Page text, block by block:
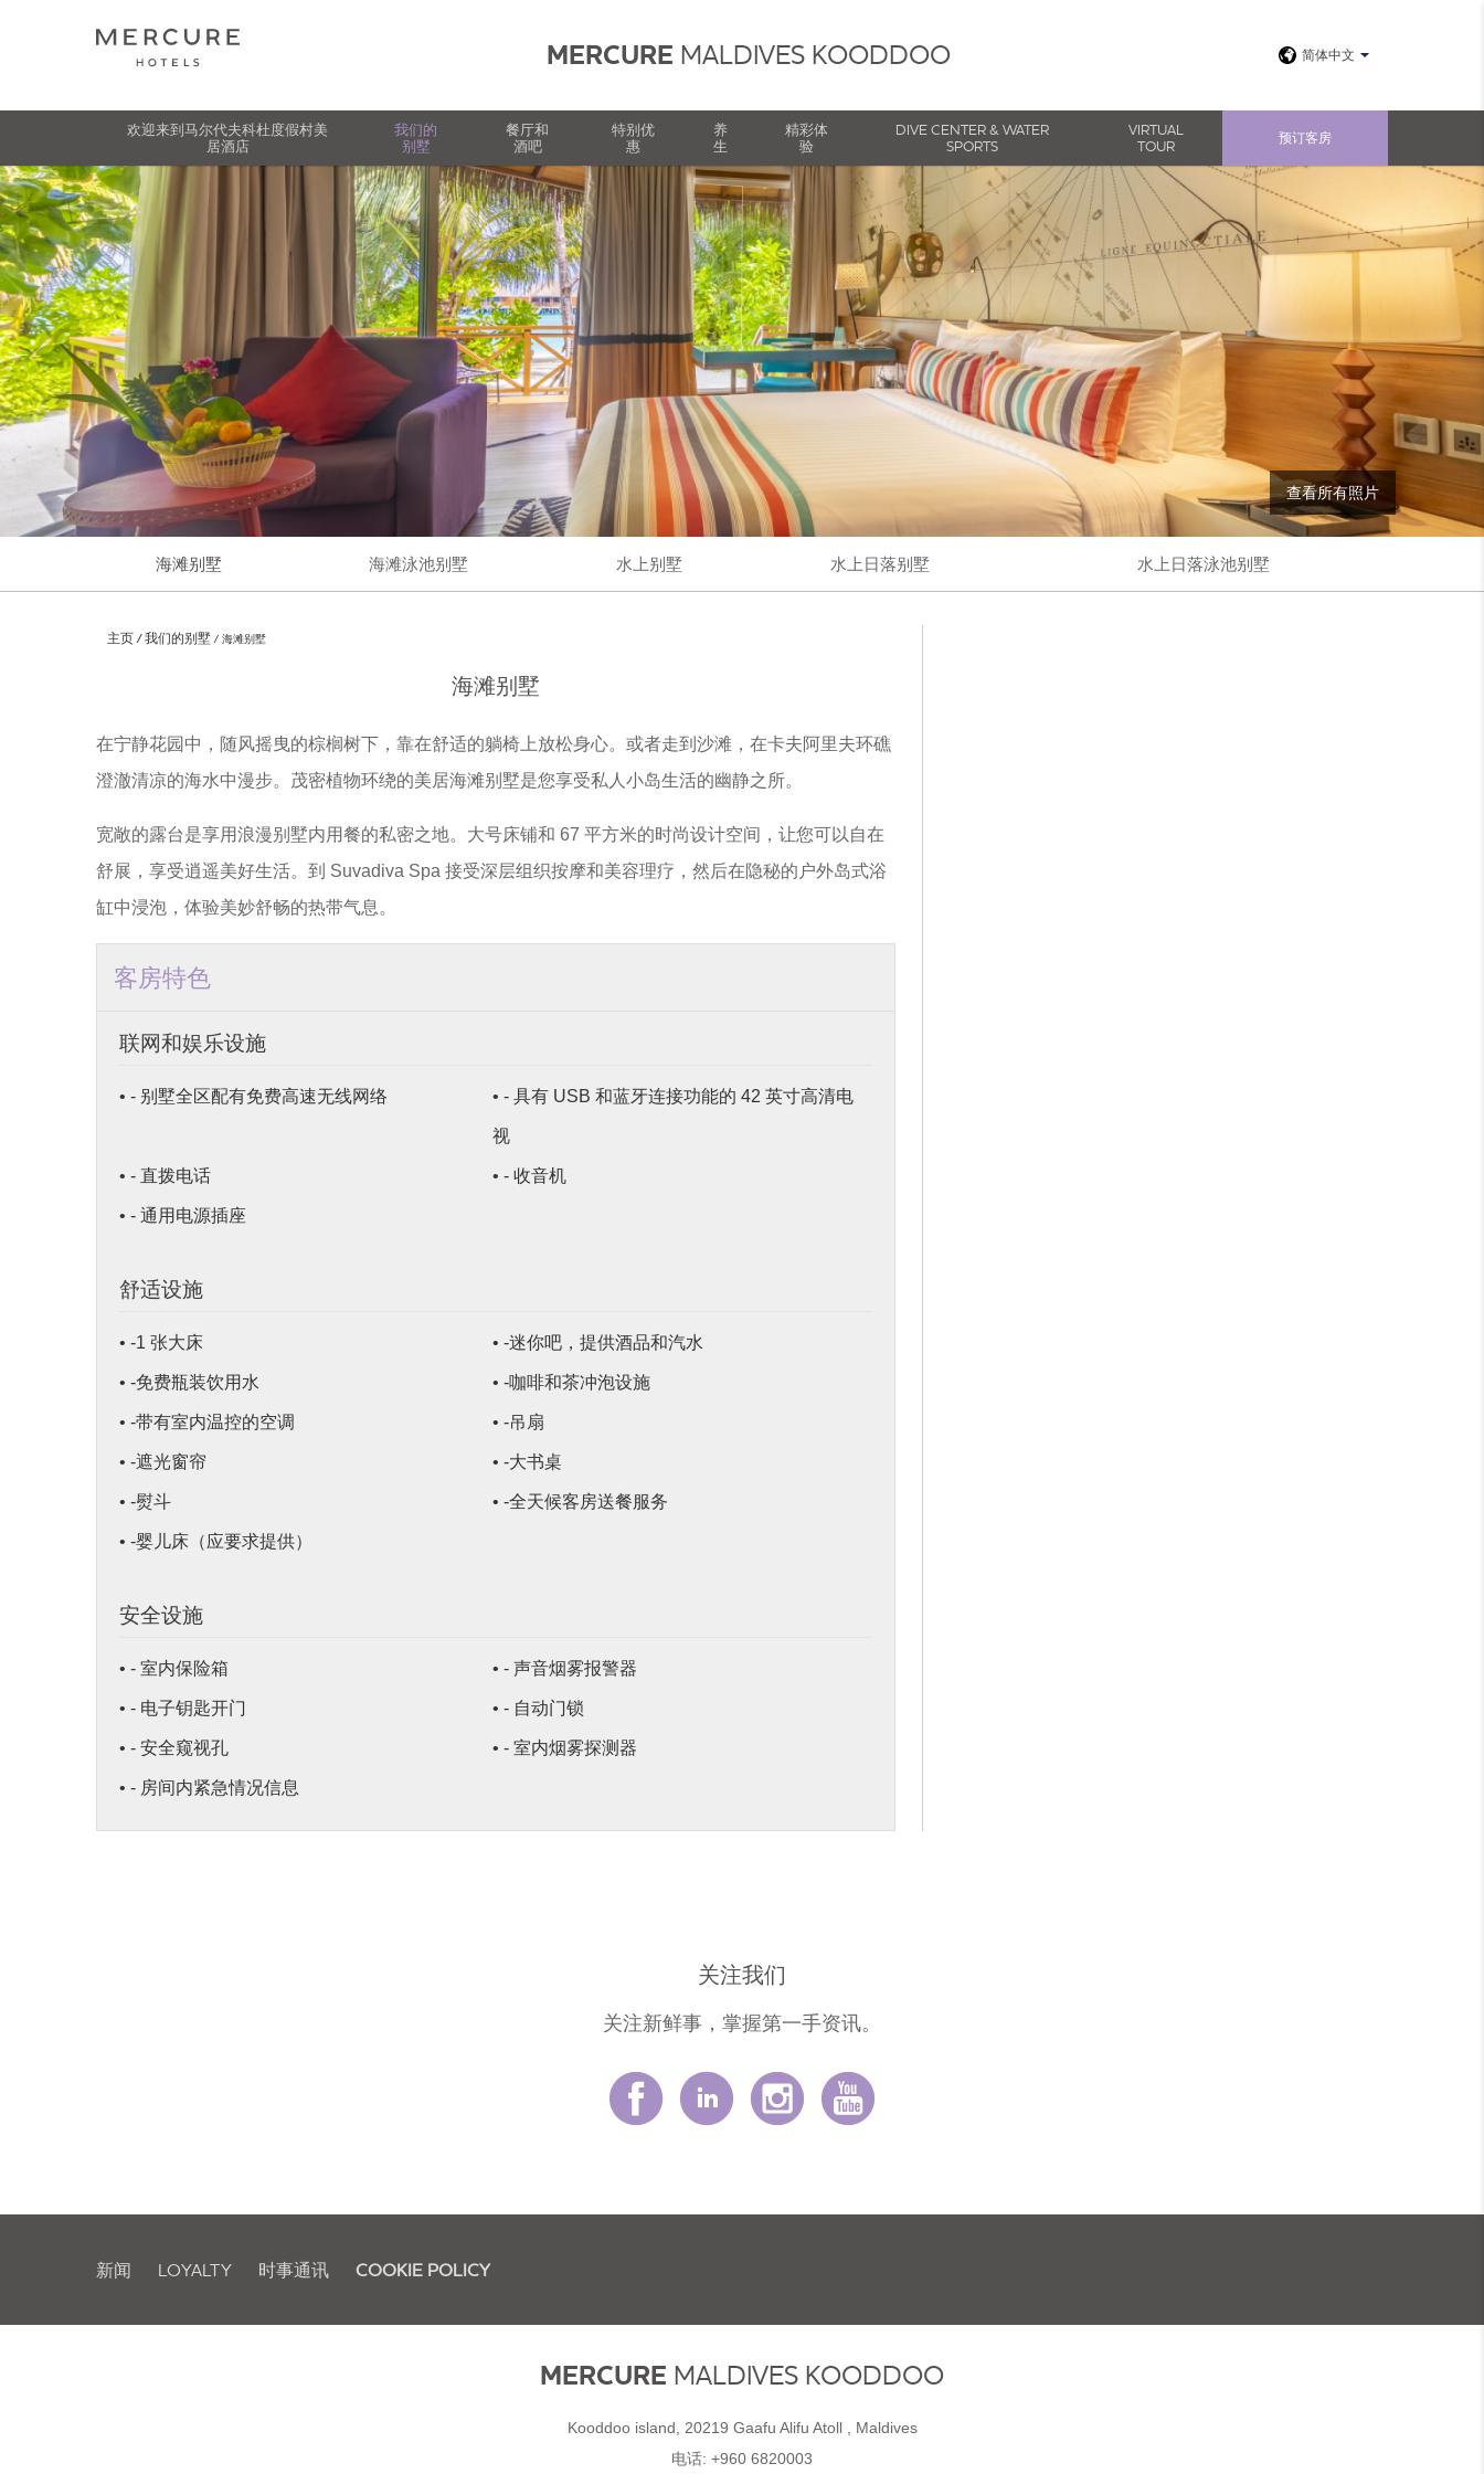
MERCURE MALDIVES KOODDOO 简体中文
欢迎来到马尔代夫科杜度假村美
居酒店
我们的
别墅
餐厅和
酒吧
特别优
惠
养
生
精彩体
验
DIVE CENTER & WATER
SPORTS
VIRTUAL
TOUR
预订客房
查看所有照片
海滩别墅 海滩泳池别墅 水上别墅 水上日落别墅 水上日落泳池别墅
主页 我们的别墅 海滩别墅
海滩别墅
在宁静花园中，随风摇曳的棕榈树下，靠在舒适的躺椅上放松身心。或者走到沙滩，在卡夫阿里夫环礁
澄澈清凉的海水中漫步。茂密植物环绕的美居海滩别墅是您享受私人小岛生活的幽静之所。
宽敞的露台是享用浪漫别墅内用餐的私密之地。大号床铺和 67 平方米的时尚设计空间，让您可以自在
舒展，享受逍遥美好生活。到 Suvadiva Spa 接受深层组织按摩和美容理疗，然后在隐秘的户外岛式浴
缸中浸泡，体验美妙舒畅的热带气息。
客房特色
联网和娱乐设施
• - 别墅全区配有免费高速无线网络 • - 具有 USB 和蓝牙连接功能的 42 英寸高清电
视
• - 直拨电话 • - 收音机
• - 通用电源插座
舒适设施
• -1 张大床 • -迷你吧，提供酒品和汽水
• -免费瓶装饮用水 • -咖啡和茶冲泡设施
• -带有室内温控的空调 • -吊扇
• -遮光窗帘 • -大书桌
• -熨斗 • -全天候客房送餐服务
• -婴儿床（应要求提供）
安全设施
• - 室内保险箱 • - 声音烟雾报警器
• - 电子钥匙开门 • - 自动门锁
• - 安全窥视孔 • - 室内烟雾探测器
• - 房间内紧急情况信息
关注我们
关注新鲜事，掌握第一手资讯。
新闻 LOYALTY 时事通讯 COOKIE POLICY
MERCURE MALDIVES KOODDOO
Kooddoo island, 20219 Gaafu Alifu Atoll , Maldives
电话: +960 6820003